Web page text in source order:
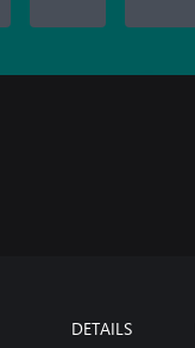
DETAILS